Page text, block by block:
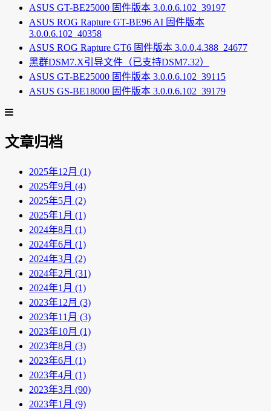
ASUS GT-BE25000 固件版本 3.0.0.6.102_39197
ASUS ROG Rapture GT-BE96 AI 固件版本
3.0.0.6.102_40358
ASUS ROG Rapture GT6 固件版本 3.0.0.4.388_24677
黑群DSM7.X引导文件（已支持DSM7.32）
ASUS GT-BE25000 固件版本 3.0.0.6.102_39115
ASUS GS-BE18000 固件版本 3.0.0.6.102_39179
文章归档
2025年12月 (1)
2025年9月 (4)
2025年5月 (2)
2025年1月 (1)
2024年8月 (1)
2024年6月 (1)
2024年3月 (2)
2024年2月 (31)
2024年1月 (1)
2023年12月 (3)
2023年11月 (3)
2023年10月 (1)
2023年8月 (3)
2023年6月 (1)
2023年4月 (1)
2023年3月 (90)
2023年1月 (9)